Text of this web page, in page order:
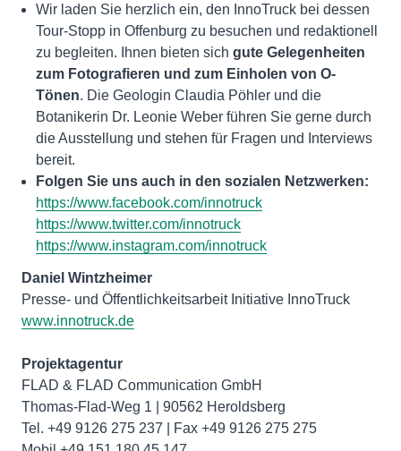
Wir laden Sie herzlich ein, den InnoTruck bei dessen
Tour-Stopp in Offenburg zu besuchen und redaktionell
zu begleiten. Ihnen bieten sich gute Gelegenheiten
zum Fotografieren und zum Einholen von O-
Tönen. Die Geologin Claudia Pöhler und die
Botanikerin Dr. Leonie Weber führen Sie gerne durch
die Ausstellung und stehen für Fragen und Interviews
bereit.
Folgen Sie uns auch in den sozialen Netzwerken:
https://www.facebook.com/innotruck
https://www.twitter.com/innotruck
https://www.instagram.com/innotruck
Daniel Wintzheimer
www.innotruck.de
Projektagentur
FLAD & FLAD Communication GmbH
Thomas-Flad-Weg 1 | 90562 Heroldsberg
Tel. +49 9126 275 237 | Fax +49 9126 275 275